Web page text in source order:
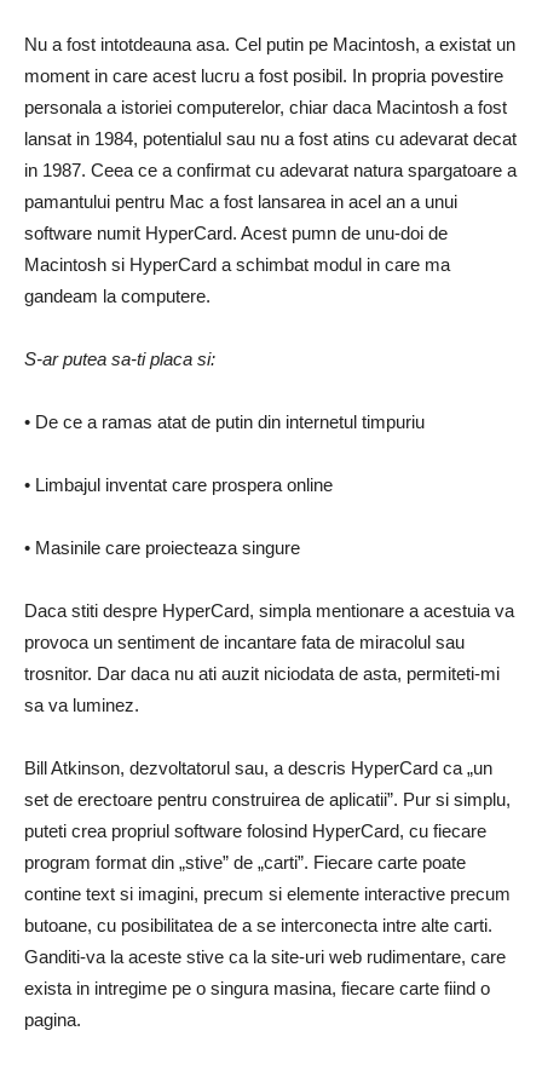
Nu a fost intotdeauna asa. Cel putin pe Macintosh, a existat un
moment in care acest lucru a fost posibil. In propria povestire
personala a istoriei computerelor, chiar daca Macintosh a fost
lansat in 1984, potentialul sau nu a fost atins cu adevarat decat
in ​​1987. Ceea ce a confirmat cu adevarat natura spargatoare a
pamantului pentru Mac a fost lansarea in acel an a unui
software numit HyperCard. Acest pumn de unu-doi de
Macintosh si HyperCard a schimbat modul in care ma
gandeam la computere.
S-ar putea sa-ti placa si:
• De ce a ramas atat de putin din internetul timpuriu
• Limbajul inventat care prospera online
• Masinile care proiecteaza singure
Daca stiti despre HyperCard, simpla mentionare a acestuia va
provoca un sentiment de incantare fata de miracolul sau
trosnitor. Dar daca nu ati auzit niciodata de asta, permiteti-mi
sa va luminez.
Bill Atkinson, dezvoltatorul sau, a descris HyperCard ca „un
set de erectoare pentru construirea de aplicatii”. Pur si simplu,
puteti crea propriul software folosind HyperCard, cu fiecare
program format din „stive” de „carti”. Fiecare carte poate
contine text si imagini, precum si elemente interactive precum
butoane, cu posibilitatea de a se interconecta intre alte carti.
Ganditi-va la aceste stive ca la site-uri web rudimentare, care
exista in intregime pe o singura masina, fiecare carte fiind o
pagina.